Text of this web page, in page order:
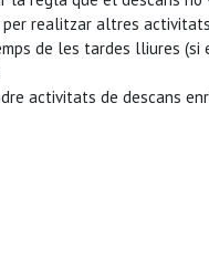
realitzar altres
de les tardes lliures (si
activitats de descans